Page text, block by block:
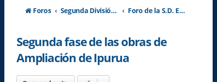
Foros Segunda División A - Temporada 2026-2027 Foro de la S.D. Eibar
Segunda fase de las obras de
Ampliación de Ipurua